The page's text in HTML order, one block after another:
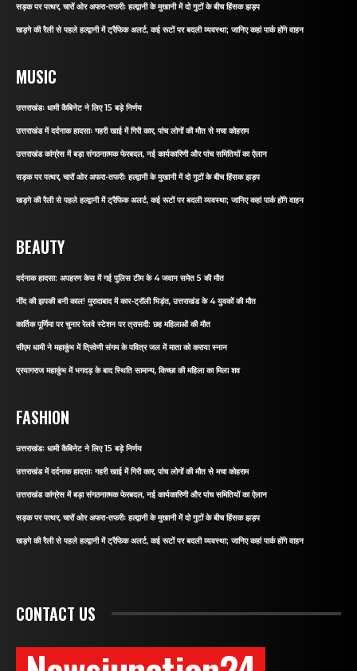
सड़क पर पत्थर, चारों ओर अफरा-तफरीः हल्द्वानी के मुखानी में दो गुटों के बीच हिंसक झड़प
खड़गे की रैली से पहले हल्द्वानी में ट्रैफिक अलर्ट, कई रूटों पर बदली व्यवस्था; जानिए कहां पार्क होंगे वाहन
MUSIC
उत्तराखंडः धामी कैबिनेट ने लिए 15 बड़े निर्णय
उत्तराखंड में दर्दनाक हादसाः गहरी खाई में गिरी कार, पांच लोगों की मौत से मचा कोहराम
उत्तराखंड कांग्रेस में बड़ा संगठनात्मक फेरबदल, नई कार्यकारिणी और पांच समितियों का ऐलान
सड़क पर पत्थर, चारों ओर अफरा-तफरीः हल्द्वानी के मुखानी में दो गुटों के बीच हिंसक झड़प
खड़गे की रैली से पहले हल्द्वानी में ट्रैफिक अलर्ट, कई रूटों पर बदली व्यवस्था; जानिए कहां पार्क होंगे वाहन
BEAUTY
दर्दनाक हादसा: अपहरण केस में गई पुलिस टीम के 4 जवान समेत 5 की मौत
नींद की झपकी बनी काल! मुरादाबाद में कार-ट्रॉली भिड़ंत, उत्तराखंड के 4 युवकों की मौत
कार्तिक पूर्णिमा पर चुनार रेलवे स्टेशन पर त्रासदी: छह महिलाओं की मौत
सीएम धामी ने महाकुंभ में त्रिवेणी संगम के पवित्र जल में माता को कराया स्नान
प्रयागराज महाकुंभ में भगदड़ के बाद स्थिति सामान्य, किच्छा की महिला का मिला शव
FASHION
उत्तराखंडः धामी कैबिनेट ने लिए 15 बड़े निर्णय
उत्तराखंड में दर्दनाक हादसाः गहरी खाई में गिरी कार, पांच लोगों की मौत से मचा कोहराम
उत्तराखंड कांग्रेस में बड़ा संगठनात्मक फेरबदल, नई कार्यकारिणी और पांच समितियों का ऐलान
सड़क पर पत्थर, चारों ओर अफरा-तफरीः हल्द्वानी के मुखानी में दो गुटों के बीच हिंसक झड़प
खड़गे की रैली से पहले हल्द्वानी में ट्रैफिक अलर्ट, कई रूटों पर बदली व्यवस्था; जानिए कहां पार्क होंगे वाहन
CONTACT US